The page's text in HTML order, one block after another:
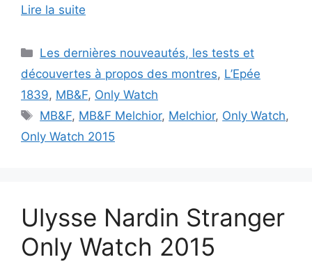
Lire la suite
Catégories
Les dernières nouveautés, les tests et
découvertes à propos des montres, L’Epée
1839, MB&F, Only Watch
Étiquettes
MB&F, MB&F Melchior, Melchior, Only Watch,
Only Watch 2015
Ulysse Nardin Stranger
Only Watch 2015